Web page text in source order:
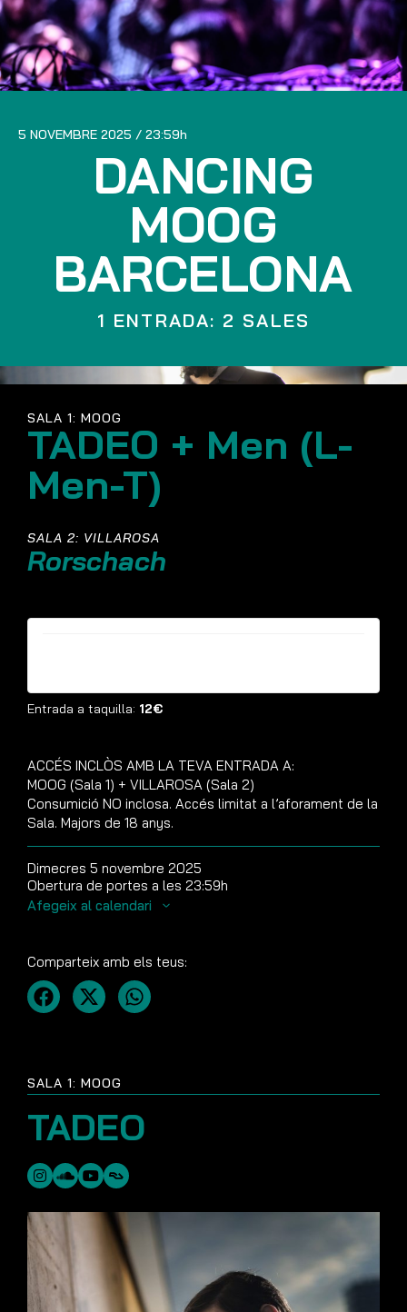
5 NOVEMBRE 2025 23:59
DANCING
MOOG
BARCELONA
1 ENTRADA: 2 SALES
SALA 1: MOOG
TADEO
SALA 1: MOOG
TADEO + Men (L-
Men-T)
SALA 2: VILLAROSA
Rorschach
Entrada a taquilla: 12€
ACCÉS INCLÒS AMB LA TEVA ENTRADA A:
MOOG (Sala 1) + VILLAROSA (Sala 2)
Consumició NO inclosa. Accés limitat a l’aforament de la
Sala. Majors de 18 anys.
Dimecres 5 novembre 2025
Obertura de portes a les 23:59h
Afegeix al calendari
Comparteix amb els teus: